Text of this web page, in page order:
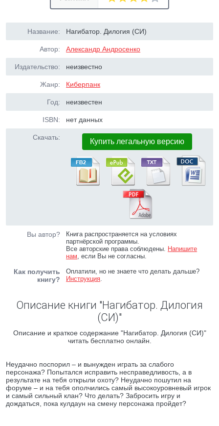
Название: Нагибатор. Дилогия (СИ)
Автор: Александр Андросенко
Издательство: неизвестно
Жанр: Киберпанк
Год: неизвестен
ISBN: нет данных
Скачать: Купить легальную версию
Вы автор?
Книга распространяется на условиях
партнёрской программы.
Все авторские права соблюдены. Напишите
нам, если Вы не согласны.
Как получить
книгу?
Оплатили, но не знаете что делать дальше?
Инструкция.
Описание книги "Нагибатор. Дилогия
(СИ)"
Описание и краткое содержание "Нагибатор. Дилогия (СИ)"
читать бесплатно онлайн.
Неудачно поспорил – и вынужден играть за слабого
персонажа? Попытался исправить несправедливость, а в
результате на тебя открыли охоту? Неудачно пошутил на
форуме – и на тебя ополчились самый высокоуровневый игрок
и самый сильный клан? Что делать? Забросить игру и
дождаться, пока кулдаун на смену персонажа пройдет?